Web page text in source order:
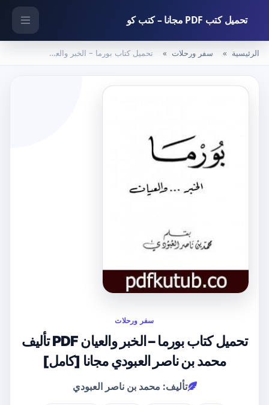
تحميل كتب PDF مجانا – كتب كو
الرئيسية سفر ورحلات تحميل كتاب بورما – الخبر والعيان PDF تأليف محمد بن ناصر العبودي مجانا [كامل]
سفر ورحلات
تحميل كتاب بورما – الخبر والعيان PDF تأليف
محمد بن ناصر العبودي مجانا [كامل]
تأليف: محمد بن ناصر العبودي